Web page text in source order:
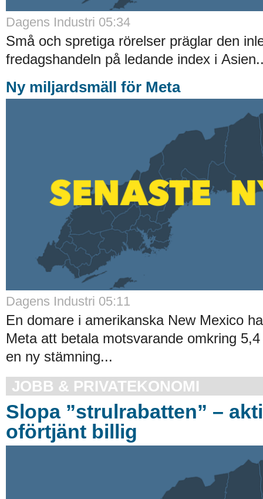
Dagens Industri 05:34
Små och spretiga rörelser präglar den
fredagshandeln på ledande index i
Ny miljardsmäll för Meta
Dagens Industri 05:11
En domare i amerikanska New Mexico
Meta att betala motsvarande omkring
en ny stämning...
JOBB & PRIVATEKONOMI
Slopa ”strulrabatten” –
oförtjänt billig